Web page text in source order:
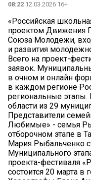
08:22 12.03.2026 16+
«Российская
проектом Движения
Союза Молодежи,
и развития
Всего на проект-
заявок.
в очном и онлайн
в каждом регионе
региональные
области из 29
Представители
Любимые» - семья
отборочном этапе в
Мария Рыбальченко
Муниципального
проекта-фестиваля
состоится 20 марта в